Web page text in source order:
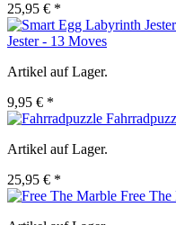
25,95 € *
Jester - 13 Moves
Artikel auf Lager.
9,95 € *
Artikel auf Lager.
25,95 € *
Free The